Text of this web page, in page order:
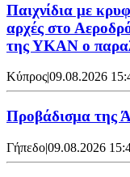
Παιχνίδια με
αρχές στο
της ΥΚΑΝ ο
Κύπρος|09.08.2026
Προβάδισμα της
Γήπεδο|09.08.2026